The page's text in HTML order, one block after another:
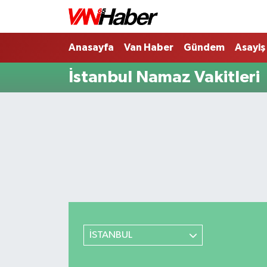
Anasayfa Van Haber Gündem Asayiş
İstanbul Namaz Vakitleri
İSTANBUL
Nöbetçi Eczaneler
Hava Durumu
Haber Arşivi